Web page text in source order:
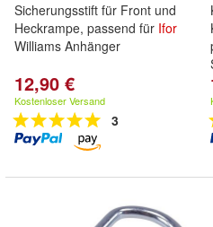
Sicherungsstift für Front und
Heckrampe, passend für Ifor
Williams Anhänger
12,90 €
Kostenloser Versand
3